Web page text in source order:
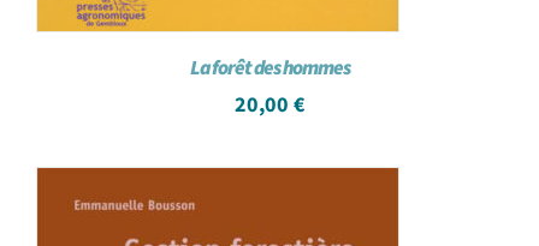
La forêt des hommes
20,00 €